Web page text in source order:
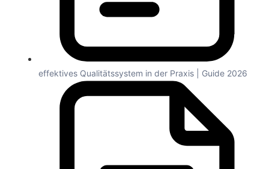
effektives Qualitätssystem in der Praxis | Guide 2026